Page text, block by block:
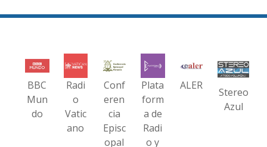
BBC
Mun
do
Radi
o
Vatic
ano
Conf
eren
cia
Episc
opal
Plata
form
a de
Radi
o y
ALER
Stereo
Azul